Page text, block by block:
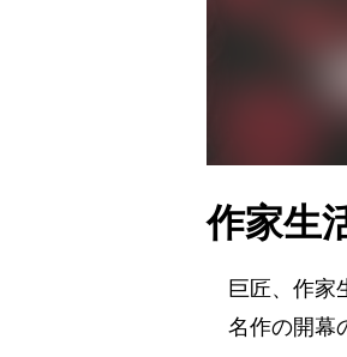
作家生
巨匠、作家
名作の開幕